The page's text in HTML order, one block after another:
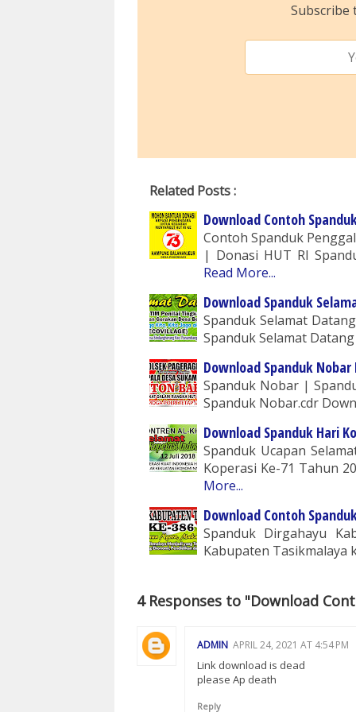
Subscribe
Related Posts :
Download Contoh
Contoh Spanduk
| Donasi HUT RI
Read More...
Download Spanduk
Spanduk Selamat
Spanduk Selamat
Download Spanduk Nobar
Spanduk Nobar |
Spanduk Nobar.cdr
Download Spanduk Hari
Spanduk Ucapan
Koperasi Ke-71 Tahun
More...
Download Contoh
Spanduk Dirgahayu
Kabupaten Tasikmalaya
4 Responses to "Download
ADMIN APRIL 24, 2021 AT 4:54 PM
Link download is dead
please Ap death
Reply